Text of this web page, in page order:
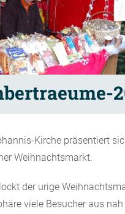
Kirche präsentiert
Weihnachtsmarkt.
der urige
viele Besucher aus nah